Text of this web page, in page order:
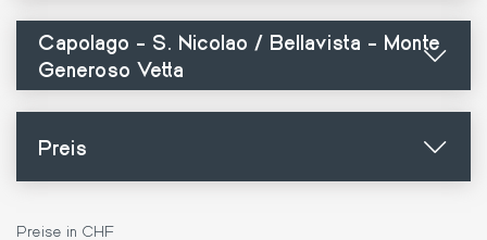
Capolago - S. Nicolao / Bellavista - Monte
Generoso Vetta
Preis
Preise in CHF